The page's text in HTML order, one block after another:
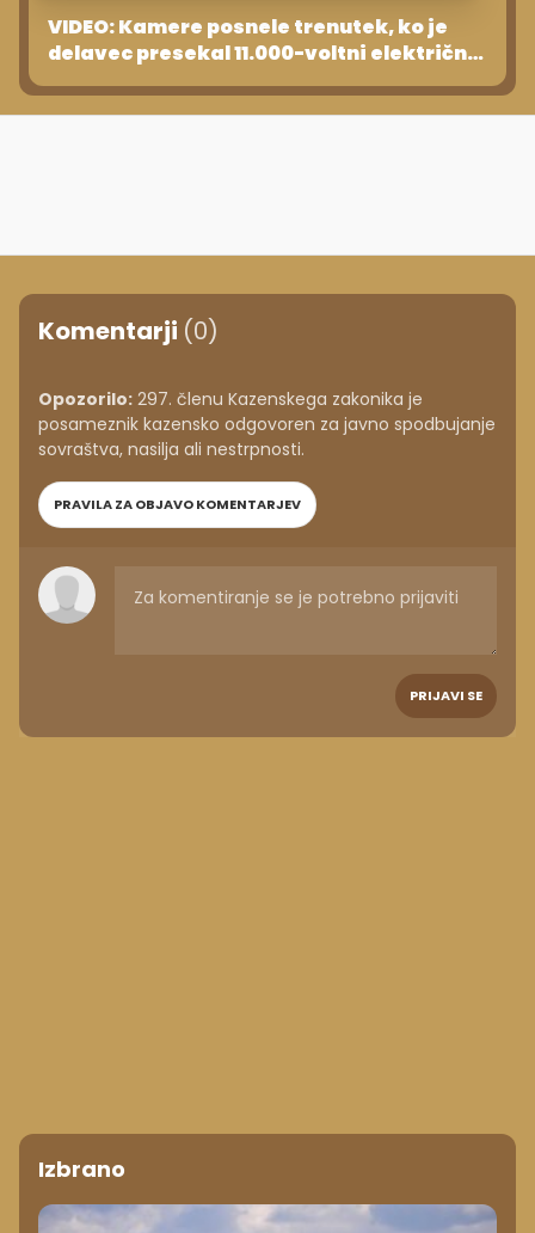
VIDEO: Kamere posnele trenutek, ko je
delavec presekal 11.000-voltni električni
kabel
Komentarji (0)
Opozorilo: 297. členu Kazenskega zakonika je
posameznik kazensko odgovoren za javno spodbujanje
sovraštva, nasilja ali nestrpnosti.
PRAVILA ZA OBJAVO KOMENTARJEV
PRIJAVI SE
Izbrano